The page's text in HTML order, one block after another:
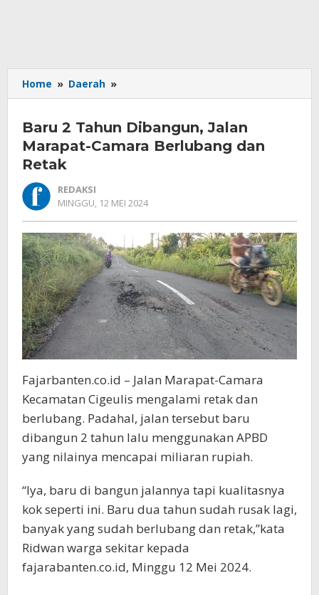
Home » Daerah »
2
Dibangun,
Jalan
dan
Retak
Baru 2 Tahun Dibangun, Jalan
Marapat-Camara Berlubang dan
Retak
REDAKSI
MINGGU, 12 MEI 2024
Fajarbanten.co.id – Jalan Marapat-Camara
Kecamatan Cigeulis mengalami retak dan
berlubang. Padahal, jalan tersebut baru
dibangun 2 tahun lalu menggunakan APBD
yang nilainya mencapai miliaran rupiah.
“Iya, baru di bangun jalannya tapi kualitasnya
kok seperti ini. Baru dua tahun sudah rusak lagi,
banyak yang sudah berlubang dan retak,”kata
Ridwan warga sekitar kepada
fajarabanten.co.id, Minggu 12 Mei 2024.